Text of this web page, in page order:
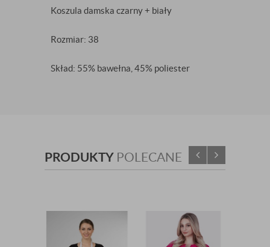
Koszula damska czarny + biały
Rozmiar: 38
Skład: 55% bawełna, 45% poliester
PRODUKTY POLECANE